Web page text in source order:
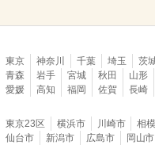
東京 神奈川 千葉 埼玉 茨
青森
岩手 宮城 秋田 山形
愛媛
高知 福岡 佐賀 長崎
東京23区 横浜市 川崎市 相
仙台市
新潟市 広島市 岡山市